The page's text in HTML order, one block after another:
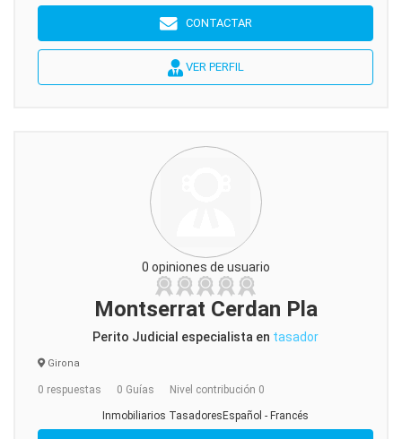
CONTACTAR
VER PERFIL
0 opiniones de usuario
Montserrat Cerdan Pla
Perito Judicial especialista en tasador
Girona
0 respuestas 0 Guías Nivel contribución 0
Inmobiliarios TasadoresEspañol - Francés